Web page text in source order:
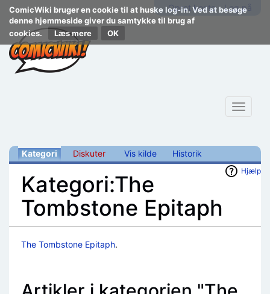
ComicWiki bruger en cookie til at huske log-in. Ved at besøge
denne hjemmeside giver du samtykke til brug af
cookies.
Læs mere
Opret konto Log på
Toggle
Kategori Diskuter Vis kilde Historik
Hjælp
Kategori:The
Tombstone Epitaph
The Tombstone Epitaph.